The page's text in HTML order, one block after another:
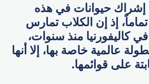
حيوانات في هذه
تماماً، إذ إن الكلاب تمارس
كاليفورنيا منذ سنوات،
عالمية خاصة بها، إلا أنها
على قوائمها.